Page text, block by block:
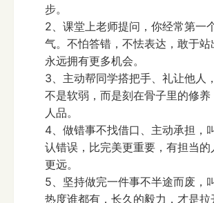
步。
2、课堂上老师提问，你经常第一
气。不怕答错，不怯表达，敢于站
永远拥有更多机会。
3、主动帮同学搭把手、礼让他人
不是软弱，而是刻在骨子里的修养
人品。
4、做错事不找借口、主动承担，
认错误，比完美更重要，有担当
更远。
5、坚持做完一件事不半途而废，
热度谁都有，长久的毅力，才是拉